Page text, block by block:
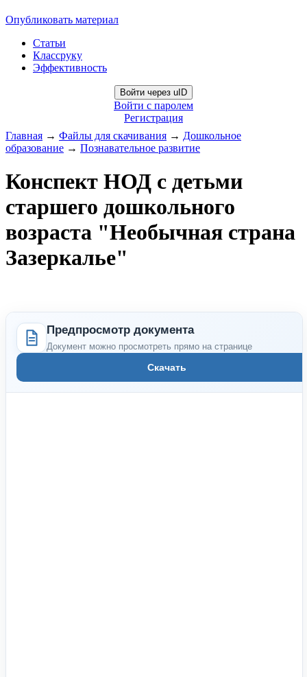
Опубликовать материал
Статьи
Классруку
Эффективность
Войти через uID
Войти с паролем
Регистрация
Главная → Файлы для скачивания → Дошкольное
образование → Познавательное развитие
Конспект НОД с детьми
старшего дошкольного
возраста "Необычная страна
Зазеркалье"
Предпросмотр документа
Документ можно просмотреть прямо на странице
Скачать